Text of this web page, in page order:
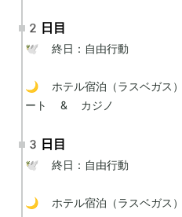
2日目
🕊 終日：自由行動
🌙 ホテル宿泊（ラスベガ
ート & カジノ
3日目
🕊 終日：自由行動
🌙 ホテル宿泊（ラスベガ